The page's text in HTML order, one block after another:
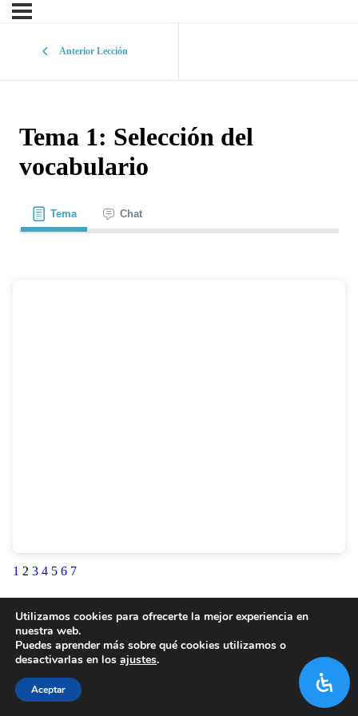
Anterior Lección
Tema 1: Selección del
vocabulario
Tema Chat
1 2 3 4 5 6 7
Utilizamos cookies para ofrecerte la mejor experiencia en
nuestra web.
Puedes aprender más sobre qué cookies utilizamos o
desactivarlas en los ajustes.
Aceptar